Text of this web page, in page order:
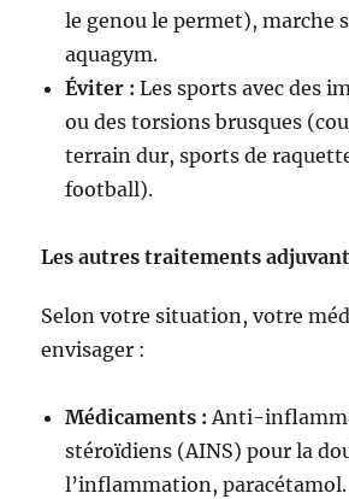
le genou le permet), marche
aquagym.
Éviter : Les sports avec des
ou des torsions brusques
terrain dur, sports de
football).
Les autres traitements
Selon votre situation, votre
envisager :
Médicaments : Anti-
stéroïdiens (AINS) pour la
l’inflammation, paracétamol.